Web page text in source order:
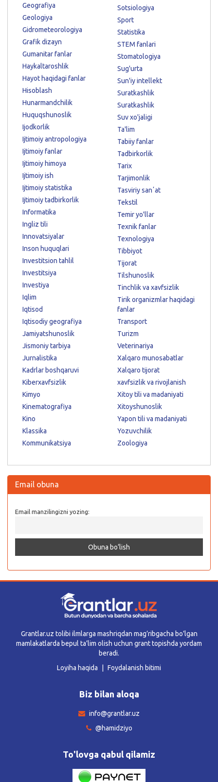
Geografiya
Geologiya
Gidrometeorologiya
Grafik dizayn
Gumanitar fanlar
Haykaltaroshlik
Hayot haqidagi fanlar
Hisoblash
Hunarmandchilik
Huquqshunoslik
Ijodkorlik
Ijtimoiy antropologiya
Ijtimoiy fanlar
Ijtimoiy himoya
Ijtimoiy ish
Ijtimoiy statistika
Ijtimoiy tadbirkorlik
Informatika
Ingliz tili
Innovatsiyalar
Inson huquqlari
Investitsion tahlil
Investitsiya
Investiya
Iqlim
Iqtisod
Iqtisodiy geografiya
Jamiyatshunoslik
Jismoniy tarbiya
Jurnalistika
Kadrlar boshqaruvi
Kiberxavfsizlik
Kimyo
Kinematografiya
Kino
Klassika
Kommunikatsiya
Sotsiologiya
Sport
Statistika
STEM fanlari
Stomatologiya
Sug'urta
Sun'iy intellekt
Suratkashlik
Suratkashlik
Suv xo'jaligi
Ta'lim
Tabiiy fanlar
Tadbirkorlik
Tarix
Tarjimonlik
Tasviriy sanʼat
Tekstil
Temir yo'llar
Texnik fanlar
Texnologiya
Tibbiyot
Tijorat
Tilshunoslik
Tinchlik va xavfsizlik
Tirik organizmlar haqidagi
fanlar
Transport
Turizm
Veterinariya
Xalqaro munosabatlar
Xalqaro tijorat
xavfsizlik va rivojlanish
Xitoy tili va madaniyati
Xitoyshunoslik
Yapon tili va madaniyati
Yozuvchilik
Zoologiya
Email obuna
Email manzilingizni yozing:
Grantlar.uz tolibi ilmlarga mashriqdan mag’ribgacha bo’lgan
mamlakatlarda bepul ta’lim olish uchun grant topishda yordam
beradi.
Loyiha haqida
Foydalanish bitimi
Biz bilan aloqa
info@grantlar.uz
@hamidziyo
To'lovga qabul qilamiz